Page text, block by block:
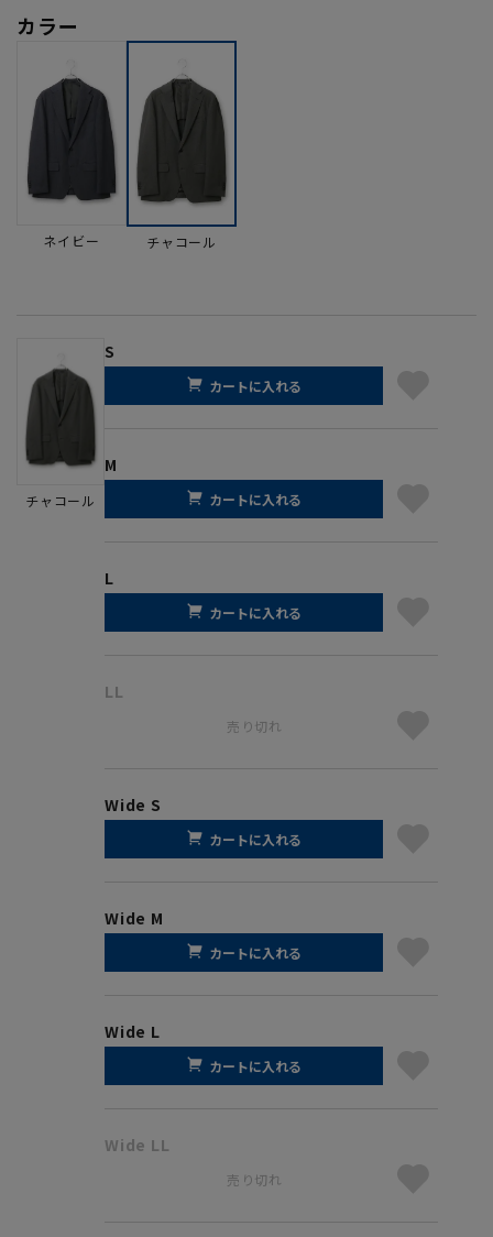
カラー
ネイビー チャコール
チャコール
S
カートに入れる
M
カートに入れる
L
カートに入れる
LL
売り切れ
Wide S
カートに入れる
Wide M
カートに入れる
Wide L
カートに入れる
Wide LL
売り切れ